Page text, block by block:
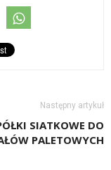
Następny artykuł
SIATKOWE DO
PALETOWYCH